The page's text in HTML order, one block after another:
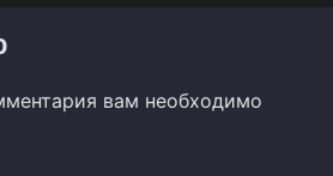
вам необходимо